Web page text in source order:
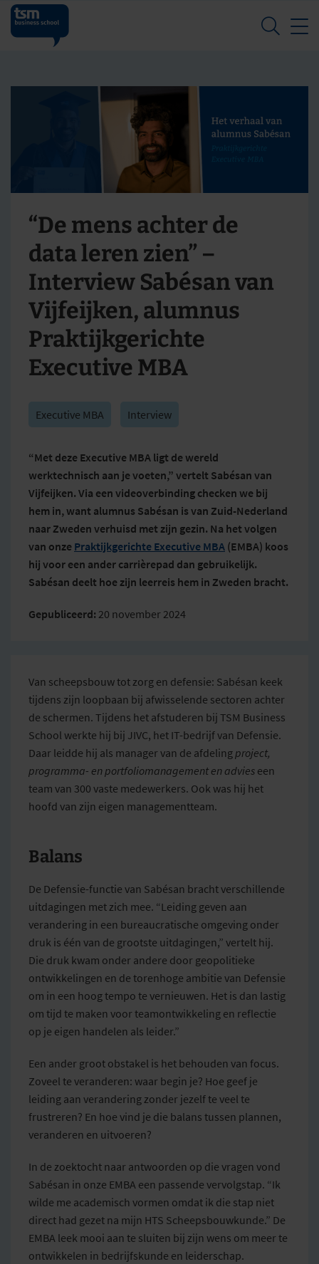
“De mens achter de
data leren zien” –
Interview Sabésan van
Vijfeijken, alumnus
Praktijkgerichte
Executive MBA
Executive MBA Interview
“Met deze Executive MBA ligt de wereld
werktechnisch aan je voeten,” vertelt Sabésan van
Vijfeijken. Via een videoverbinding checken we bij
hem in, want alumnus Sabésan is van Zuid-Nederland
naar Zweden verhuisd met zijn gezin. Na het volgen
van onze Praktijkgerichte Executive MBA (EMBA) koos
hij voor een ander carrièrepad dan gebruikelijk.
Sabésan deelt hoe zijn leerreis hem in Zweden bracht.
Gepubliceerd: 20 november 2024
Van scheepsbouw tot zorg en defensie: Sabésan keek
tijdens zijn loopbaan bij afwisselende sectoren achter
de schermen. Tijdens het afstuderen bij TSM Business
School werkte hij bij JIVC, het IT-bedrijf van Defensie.
Daar leidde hij als manager van de afdeling project,
programma- en portfoliomanagement en advies een
team van 300 vaste medewerkers. Ook was hij het
hoofd van zijn eigen managementteam.
Balans
De Defensie-functie van Sabésan bracht verschillende
uitdagingen met zich mee. “Leiding geven aan
verandering in een bureaucratische omgeving onder
druk is één van de grootste uitdagingen,” vertelt hij.
Die druk kwam onder andere door geopolitieke
ontwikkelingen en de torenhoge ambitie van Defensie
om in een hoog tempo te vernieuwen. Het is dan lastig
om tijd te maken voor teamontwikkeling en reflectie
op je eigen handelen als leider.”
Een ander groot obstakel is het behouden van focus.
Zoveel te veranderen: waar begin je? Hoe geef je
leiding aan verandering zonder jezelf te veel te
frustreren? En hoe vind je die balans tussen plannen,
veranderen en uitvoeren?
In de zoektocht naar antwoorden op die vragen vond
Sabésan in onze EMBA een passende vervolgstap. “Ik
wilde me academisch vormen omdat ik die stap niet
direct had gezet na mijn HTS Scheepsbouwkunde.” De
EMBA leek mooi aan te sluiten bij zijn wens om meer te
ontwikkelen in bedrijfskunde en leiderschap.